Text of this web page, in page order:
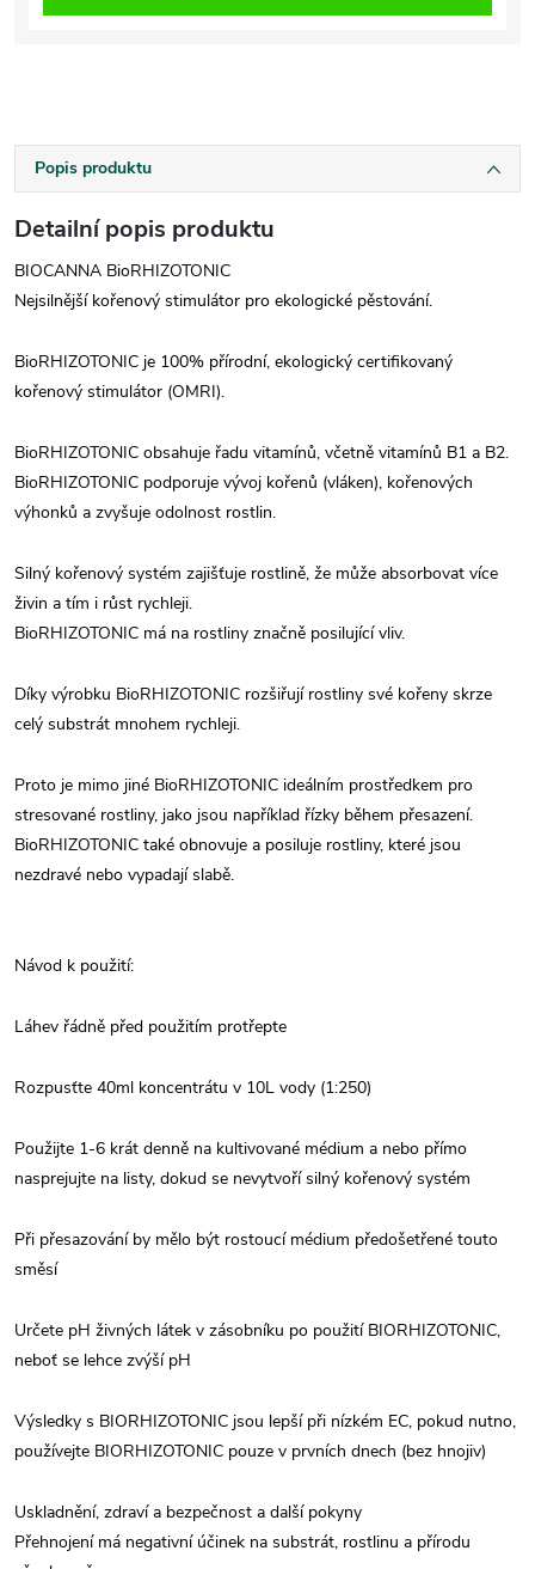
Popis produktu
Detailní popis produktu
BIOCANNA BioRHIZOTONIC
Nejsilnější kořenový stimulátor pro ekologické pěstování.
BioRHIZOTONIC je 100% přírodní, ekologický certifikovaný
kořenový stimulátor (OMRI).
BioRHIZOTONIC obsahuje řadu vitamínů, včetně vitamínů B1 a B2.
BioRHIZOTONIC podporuje vývoj kořenů (vláken), kořenových
výhonků a zvyšuje odolnost rostlin.
Silný kořenový systém zajišťuje rostlině, že může absorbovat více
živin a tím i růst rychleji.
BioRHIZOTONIC má na rostliny značně posilující vliv.
Díky výrobku BioRHIZOTONIC rozšiřují rostliny své kořeny skrze
celý substrát mnohem rychleji.
Proto je mimo jiné BioRHIZOTONIC ideálním prostředkem pro
stresované rostliny, jako jsou například řízky během přesazení.
BioRHIZOTONIC také obnovuje a posiluje rostliny, které jsou
nezdravé nebo vypadají slabě.
Návod k použití:
Láhev řádně před použitím protřepte
Rozpusťte 40ml koncentrátu v 10L vody (1:250)
Použijte 1-6 krát denně na kultivované médium a nebo přímo
nasprejujte na listy, dokud se nevytvoří silný kořenový systém
Při přesazování by mělo být rostoucí médium předošetřené touto
směsí
Určete pH živných látek v zásobníku po použití BIORHIZOTONIC,
neboť se lehce zvýší pH
Výsledky s BIORHIZOTONIC jsou lepší při nízkém EC, pokud nutno,
používejte BIORHIZOTONIC pouze v prvních dnech (bez hnojiv)
Uskladnění, zdraví a bezpečnost a další pokyny
Přehnojení má negativní účinek na substrát, rostlinu a přírodu